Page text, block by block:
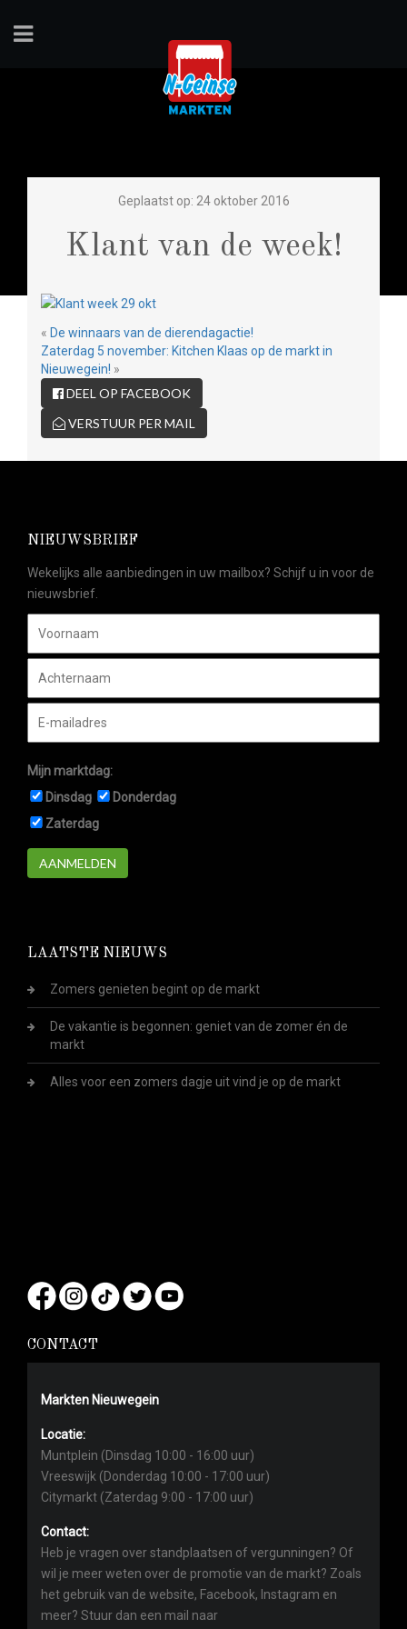
Geplaatst op: 24 oktober 2016
Klant van de week!
« De winnaars van de dierendagactie!
Zaterdag 5 november: Kitchen Klaas op de markt in
Nieuwegein! »
DEEL OP FACEBOOK
VERSTUUR PER MAIL
NIEUWSBRIEF
Wekelijks alle aanbiedingen in uw mailbox? Schijf u in voor de
nieuwsbrief.
Mijn marktdag:
Dinsdag
Donderdag
Zaterdag
AANMELDEN
LAATSTE NIEUWS
Zomers genieten begint op de markt
De vakantie is begonnen: geniet van de zomer én de
markt
Alles voor een zomers dagje uit vind je op de markt
CONTACT
Markten Nieuwegein
Locatie:
Muntplein (Dinsdag 10:00 - 16:00 uur)
Vreeswijk (Donderdag 10:00 - 17:00 uur)
Citymarkt (Zaterdag 9:00 - 17:00 uur)
Contact:
Heb je vragen over standplaatsen of vergunningen? Of
wil je meer weten over de promotie van de markt? Zoals
het gebruik van de website, Facebook, Instagram en
meer? Stuur dan een mail naar